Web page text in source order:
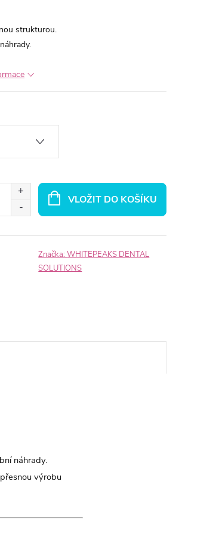
strukturou.
VLOŽIT DO KOŠÍKU
Značka:WHITEPEAKS DENTAL
SOLUTIONS
náhrady.
výrobu